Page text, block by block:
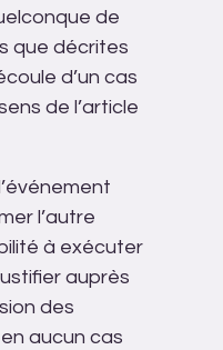
de
que décrites
d’un cas
de l’article
l’autre
à exécuter
auprès
des
aucun cas